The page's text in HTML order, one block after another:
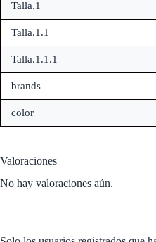
Talla.1
Talla.1.1
Talla.1.1.1
brands
color
Valoraciones
No hay valoraciones aún.